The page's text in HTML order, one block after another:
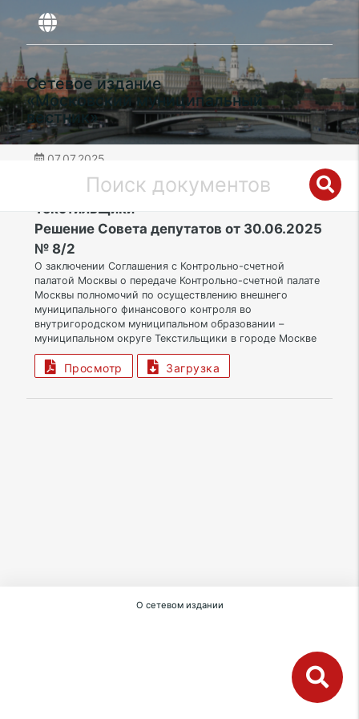
Сетевое издание
«Московский муниципальный
вестник»
07.07.2025
ЮВАО | Муниципальный округ
Текстильщики
Решение Совета депутатов от 30.06.2025
№ 8/2
О заключении Соглашения с Контрольно-счетной
палатой Москвы о передаче Контрольно-счетной палате
Москвы полномочий по осуществлению внешнего
муниципального финансового контроля во
внутригородском муниципальном образовании –
муниципальном округе Текстильщики в городе Москве
Просмотр Загрузка
О сетевом издании